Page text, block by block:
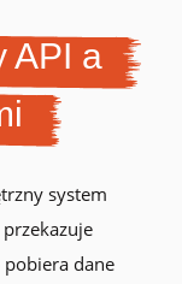
API a
system
dane